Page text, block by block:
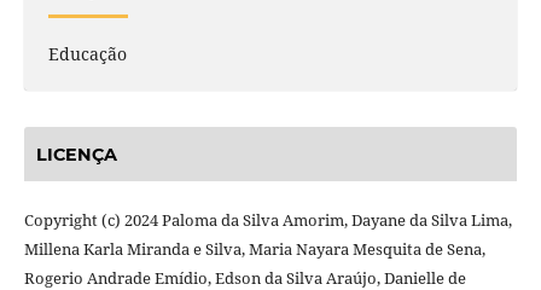
Educação
LICENÇA
Copyright (c) 2024 Paloma da Silva Amorim, Dayane da Silva Lima,
Millena Karla Miranda e Silva, Maria Nayara Mesquita de Sena,
Rogerio Andrade Emídio, Edson da Silva Araújo, Danielle de